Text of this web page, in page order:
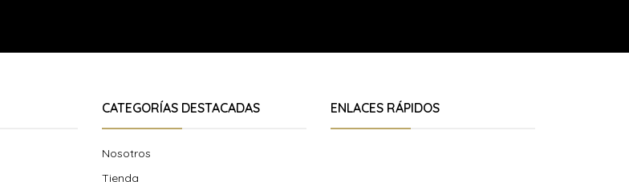
CATEGORÍAS DESTACADAS
Nosotros
Tienda
ENLACES RÁPIDOS